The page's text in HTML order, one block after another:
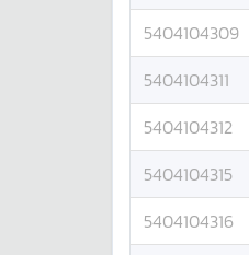
5404104309
5404104311
5404104312
5404104315
5404104316